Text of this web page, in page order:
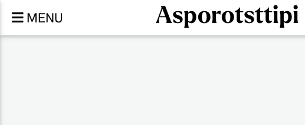
MENU Asporotsttipi